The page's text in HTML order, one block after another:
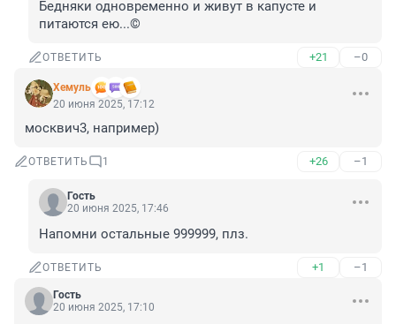
Бедняки одновременно и живут в капусте и
питаются ею...©
ОТВЕТИТЬ +21 –0
Xемуль
20 июня 2025, 17:12
москвич3, например)
ОТВЕТИТЬ 1 +26 –1
Гость
20 июня 2025, 17:46
Напомни остальные 999999, плз.
ОТВЕТИТЬ +1 –1
Гость
20 июня 2025, 17:10